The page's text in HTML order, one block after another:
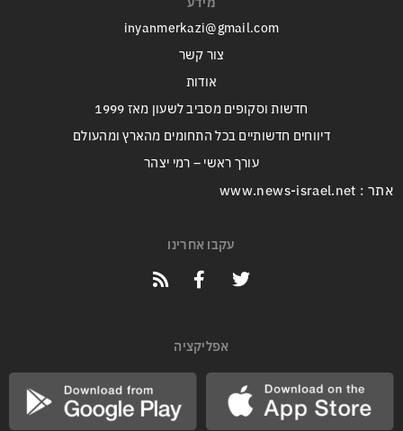
מידע
inyanmerkazi@gmail.com
צור קשר
אודות
חדשות וסקופים מסביב לשעון מאז 1999
דיווחים חדשותיים בכל התחומים מהארץ ומהעולם
עורך ראשי – רמי יצהר
אתר : www.news-israel.net
עקבו אחרינו
אפליקציה